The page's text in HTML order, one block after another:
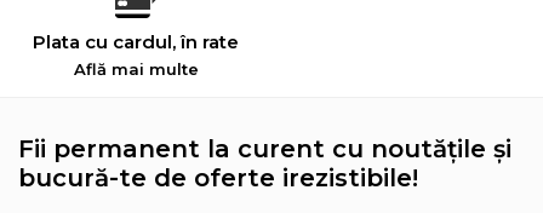
Plata cu cardul, în rate
Află mai multe
Fii permanent la curent cu noutățile și
bucură-te de oferte irezistibile!